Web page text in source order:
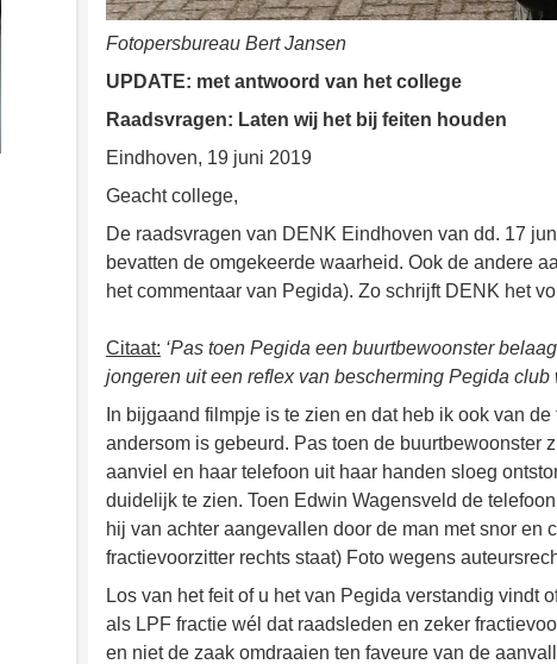
Fotopersbureau Bert Jansen
UPDATE: met antwoord van het college
Raadsvragen: Laten wij het bij feiten houden
Eindhoven, 19 juni 2019
Geacht college,
De raadsvragen van DENK Eindhoven van dd. 17
bevatten de omgekeerde waarheid. Ook de andere
het commentaar van Pegida). Zo schrijft DENK het
Citaat: ‘Pas toen Pegida een buurtbewoonster
jongeren uit een reflex van bescherming Pegida club
In bijgaand filmpje is te zien en dat heb ik ook van
andersom is gebeurd. Pas toen de buurtbewoonster
aanviel en haar telefoon uit haar handen sloeg
duidelijk te zien. Toen Edwin Wagensveld de
hij van achter aangevallen door de man met snor en
fractievoorzitter rechts staat) Foto wegens
Los van het feit of u het van Pegida verstandig vindt
als LPF fractie wél dat raadsleden en zeker
en niet de zaak omdraaien ten faveure van de